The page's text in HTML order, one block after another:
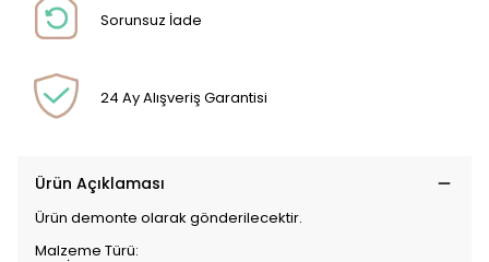
Sorunsuz İade
24 Ay Alışveriş Garantisi
Ürün Açıklaması
Ürün demonte olarak gönderilecektir.
Malzeme Türü: